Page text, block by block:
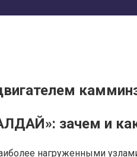
зачем и
нагруженными